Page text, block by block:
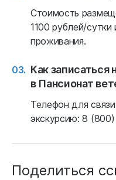
Стоимость
1100 рублей/
проживания.
Как
в Пансионат
Телефон для
экскурсию: 8
Поделиться